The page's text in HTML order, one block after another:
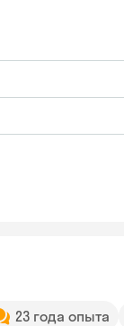
23 года опыта